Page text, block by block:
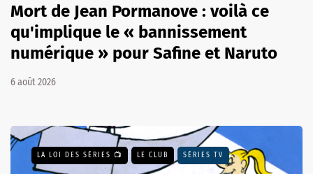
Mort de Jean Pormanove : voilà ce
qu'implique le « bannissement
numérique » pour Safine et Naruto
6 août 2026
LA LOI DES SÉRIES 📺 LE CLUB SÉRIES TV